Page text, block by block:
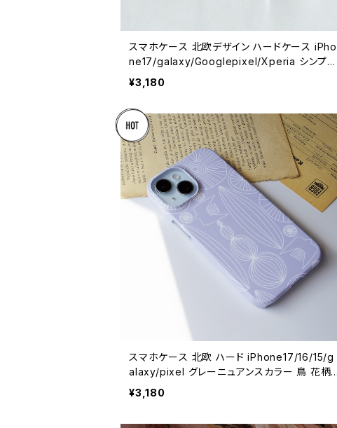
スマホケース 北欧デザイン ハードケース iPho
ne17/galaxy/Googlepixel/Xperia シンプル
大人可愛い おしゃれ 【森の木々たち】 hardcas
¥3,180
スマホケース 北欧 ハード iPhone17/16/15/g
alaxy/pixel グレーニュアンスカラー 鳥 花柄
シンプル 大人可愛い 【自然へようこそ】hardca
se sizen
¥3,180